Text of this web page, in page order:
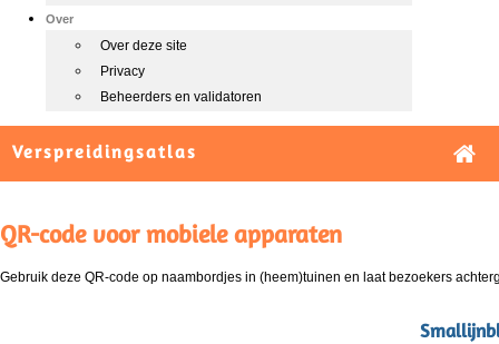
Over
Over deze site
Privacy
Beheerders en validatoren
Verspreidingsatlas
QR-code voor mobiele apparaten
Gebruik deze QR-code op naambordjes in (heem)tuinen en laat bezoekers